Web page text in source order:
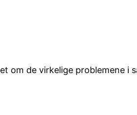
om de virkelige problemene i